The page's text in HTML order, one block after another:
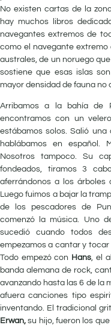
No existen cartas de la
hay muchos libros
navegantes extremos de
como el navegante extremo
australes, de un noruego
sostiene que esas islas
mayor densidad de fauna no
Arribamos a la bahía de
encontramos con un
estábamos solos. Salió
hablábamos en español.
Nosotros tampoco. Su
fondeados, tiramos 3
aferrándonos a los árboles
Luego fuimos a bajar la
de los pescadores de
comenzó la música. Uno
sucedió cuando todos
empezamos a cantar y
Todo empezó con Hans, el
banda alemana de rock,
avanzando hasta las 6 de la
afuera canciones tipo
inventando. El tradicional
Erwan, su hijo, fueron los